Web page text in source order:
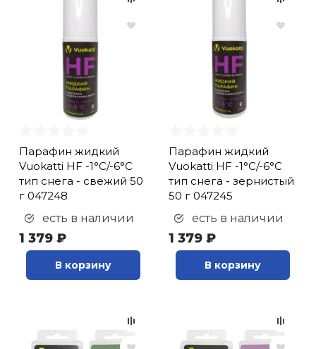
Парафин жидкий
Vuokatti HF -1°С/-6°С
тип снега - свежий 50
г 047248
есть в наличии
1 379 ₽
В корзину
Парафин жидкий
Vuokatti HF -1°С/-6°С
тип снега - зернистый
50 г 047245
есть в наличии
1 379 ₽
В корзину